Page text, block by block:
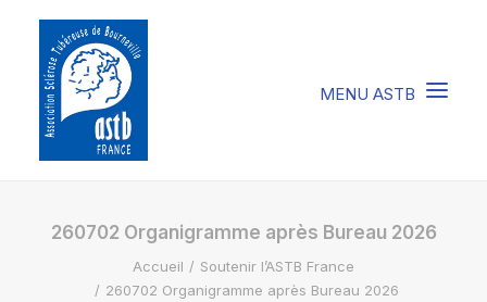
COMPRENDRE LA STB
SOIGNER LA STB
260702 Organigramme après Bureau 2026
Accueil
Soutenir l’ASTB France
260702 Organigramme après Bureau 2026